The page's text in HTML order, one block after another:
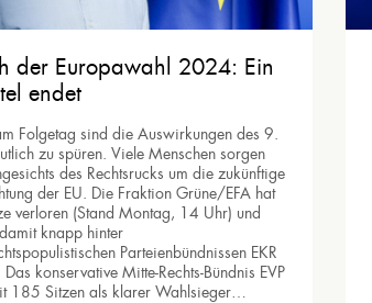
der Europawahl 2024: Ein
endet
Folgetag sind die Auswirkungen des 9.
zu spüren. Viele Menschen sorgen
des Rechtsrucks um die zukünftige
der EU. Die Fraktion Grüne/EFA hat
verloren (Stand Montag, 14 Uhr) und
knapp hinter
Parteienbündnissen EKR
Das konservative Mitte-Rechts-Bündnis EVP
185 Sitzen als klarer Wahlsieger…